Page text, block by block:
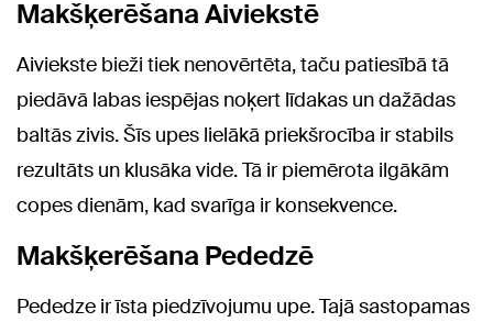
Makšķerēšana Aiviekstē
Aiviekste bieži tiek nenovērtēta, taču patiesībā tā
piedāvā labas iespējas noķert līdakas un dažādas
baltās zivis. Šīs upes lielākā priekšrocība ir stabils
rezultāts un klusāka vide. Tā ir piemērota ilgākām
copes dienām, kad svarīga ir konsekvence.
Makšķerēšana Pededzē
Pededze ir īsta piedzīvojumu upe. Tajā sastopamas